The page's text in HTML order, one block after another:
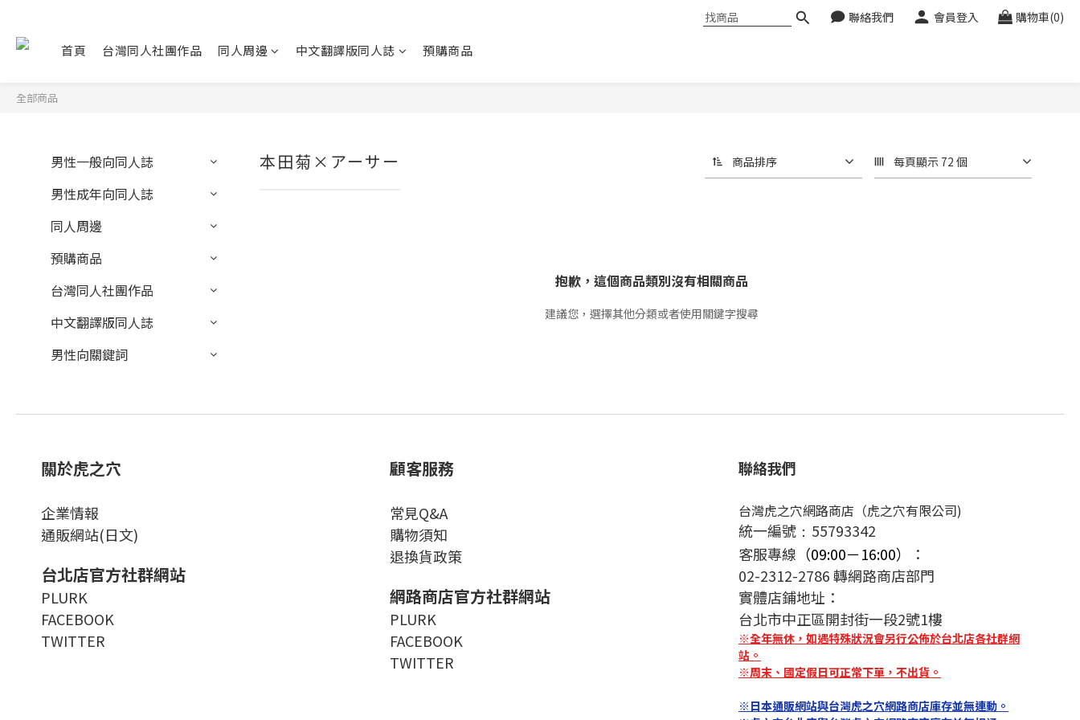
聯絡我們 會員登入 購物車(0)
首頁 台灣同人社團作品 同人周邊 中文翻譯版同人誌 預購商品
全部商品
男性一般向同人誌
男性成年向同人誌
同人周邊
預購商品
台灣同人社團作品
中文翻譯版同人誌
男性向關鍵詞
本田菊×アーサー 商品排序 每頁顯示 72 個
抱歉，這個商品類別沒有相關商品
建議您，選擇其他分類或者使用關鍵字搜尋
關於虎之穴
企業情報
通販網站(日文)
台北店官方社群網站
PLURK
FACEBOOK
TWITTER
顧客服務
常見Q&A
購物須知
退換貨政策
網路商店官方社群網站
PLURK
FACEBOOK
TWITTER
聯絡我們
台灣虎之穴網路商店（虎之穴有限公司)
統一編號 ： 55793342
客服專線 （09:00－16:00）
：
02-2312-2786 轉網路商店部門
實體店鋪地址：
台北市中正區開封街一段2號1樓
※全年無休，如遇特殊狀況會另行公佈於台北店各社群網
站。
※周末、國定假日可正常下單，不出貨。
※日本通販網站與台灣虎之穴網路商店庫存並無連動。